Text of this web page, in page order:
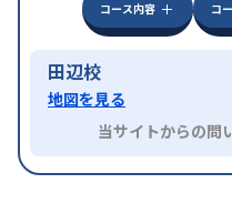
コース内容 コ
田辺校
地図を見る
当サイトからの問